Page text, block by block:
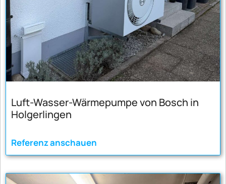
Luft-Wasser-Wärmepumpe von Bosch in
Holgerlingen
Referenz anschauen